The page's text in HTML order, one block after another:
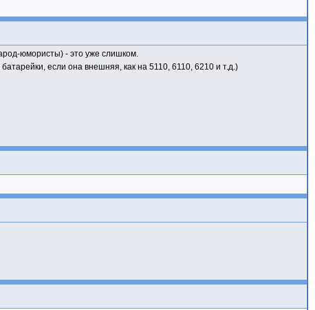
юмористы) - это уже слишком.
если она внешняя, как на 5110, 6110, 6210 и т.д.)